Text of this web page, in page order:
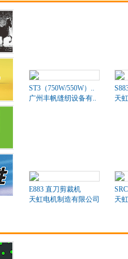
ST3（750W/550W）..
广州丰帆缝纫设备有..
天
E883 直刀剪裁机
天虹电机制造有限公司
天